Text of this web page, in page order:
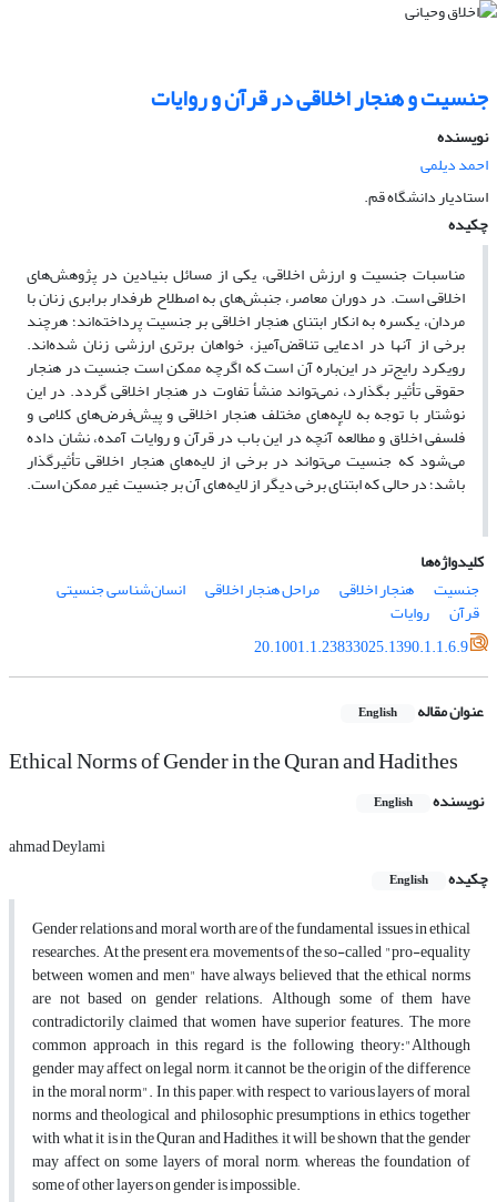
جنسیت و هنجار اخلاقی در قرآن و روایات
نویسنده
احمد دیلمی
استادیار دانشگاه قم.
چکیده
مناسبات جنسیت و ارزش اخلاقی، یکی از مسائل بنیادین در پژوهش‌های
اخلاقی است. در دوران معاصر، جنبش‌های به اصطلاح طرفدار برابری زنان با
مردان، یکسره به انکار ابتنای هنجار اخلاقی بر جنسیت پرداخته‌اند؛ هرچند
برخی از آنها در ادعایی تناقض‌آمیز، خواهان برتری ارزشی زنان شده‌اند.
رویکرد رایج‌تر در این‌باره آن است که اگرچه ممکن است جنسیت در هنجار
حقوقی تأثیر بگذارد، نمی‌تواند منشأ تفاوت در هنجار اخلاقی گردد. در این
نوشتار با توجه به لایه‌های مختلف هنجار اخلاقی و پیش‌فرض‌های کلامی و
فلسفی اخلاق و مطالعهٔ آنچه در این باب در قرآن و روایات آمده، نشان داده
می‌شود که جنسیت می‌تواند در برخی از لایه‌های هنجار اخلاقی تأثیرگذار
باشد؛ در حالی که ابتنای برخی دیگر از لایه‌های آن بر جنسیت غیر ممکن است.
کلیدواژه‌ها
جنسیت
هنجار اخلاقی مراحل هنجار اخلاقی انسان‌شناسی جنسیتی
قرآن
روایات
20.1001.1.23833025.1390.1.1.6.9
عنوان مقاله English
Ethical Norms of Gender in the Quran and Hadithes
نویسنده English
ahmad Deylami
چکیده
English
Gender relations and moral worth are of the fundamental issues in ethical
researches. At the present era, movements of the so-called "pro-equality
between women and men" have always believed that the ethical norms
are not based on gender relations. Although some of them have
contradictorily claimed that women have superior features. The more
common approach in this regard is the following theory:"Although
gender may affect on legal norm, it cannot be the origin of the difference
in the moral norm". In this paper, with respect to various layers of moral
norms and theological and philosophic presumptions in ethics together
with what it is in the Quran and Hadithes, it will be shown that the gender
may affect on some layers of moral norm, whereas the foundation of
some of other layers on gender is impossible.